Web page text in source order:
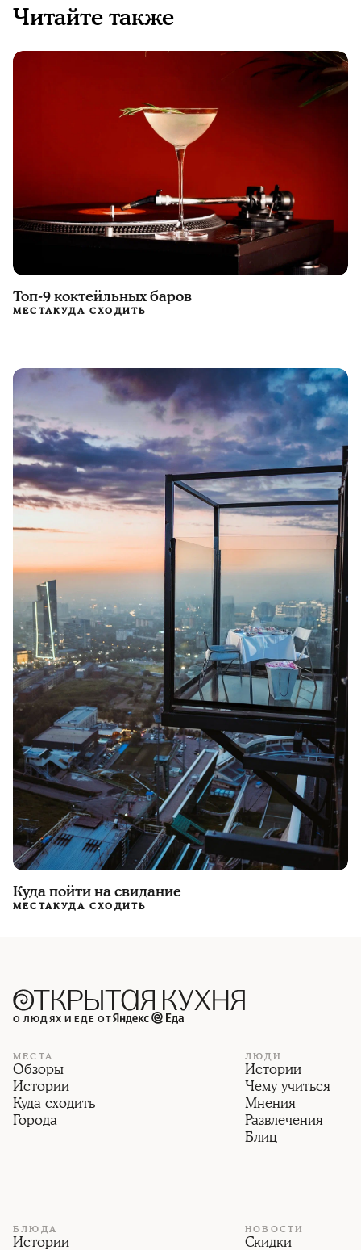
Читайте также
Топ-9 коктейльных баров
МЕСТАКУДА СХОДИТЬ
Куда пойти на свидание
МЕСТАКУДА СХОДИТЬ
О ЛЮДЯХ И ЕДЕ ОТ
МЕСТА
Обзоры
Истории
Куда сходить
Города
ЛЮДИ
Истории
Чему учиться
Мнения
Развлечения
Блиц
БЛЮДА
Истории
НОВОСТИ
Скидки